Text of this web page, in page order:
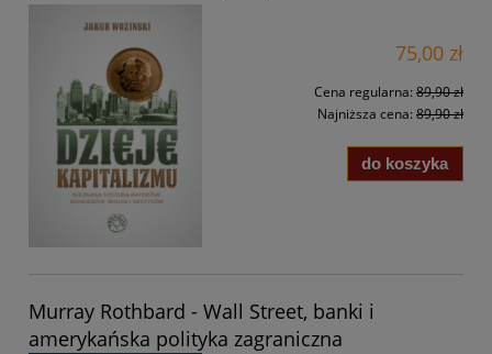
75,00 zł
Cena regularna: 89,90 zł
Najniższa cena: 89,90 zł
do koszyka
Murray Rothbard - Wall Street, banki i
amerykańska polityka zagraniczna